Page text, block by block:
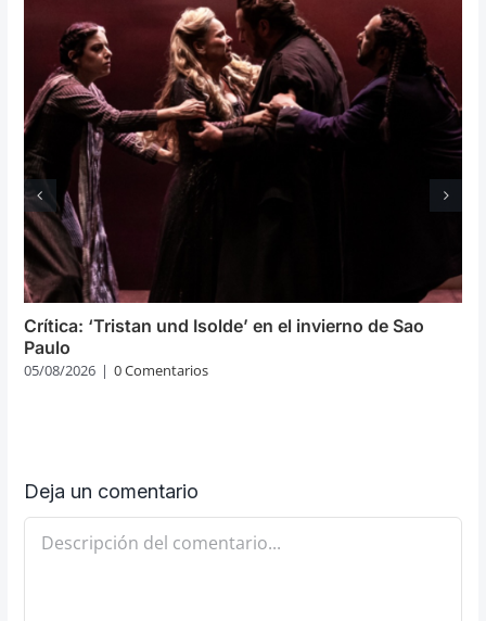
Crítica: ‘Tristan und Isolde’ en el invierno de Sao
Paulo
05/08/2026 | 0 Comentarios
Deja un comentario
Comentario